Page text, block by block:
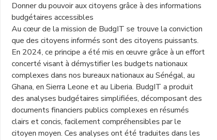
Donner du pouvoir aux citoyens grâce à des informations
budgétaires accessibles
Au cœur de la mission de BudgIT se trouve la conviction
que des citoyens informés sont des citoyens puissants.
En 2024, ce principe a été mis en œuvre grâce à un effort
concerté visant à démystifier les budgets nationaux
complexes dans nos bureaux nationaux au Sénégal, au
Ghana, en Sierra Leone et au Liberia. BudgIT a produit
des analyses budgétaires simplifiées, décomposant des
documents financiers publics complexes en résumés
clairs et concis, facilement compréhensibles par le
citoyen moyen. Ces analyses ont été traduites dans les